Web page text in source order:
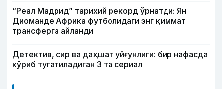
“Реал Мадрид” тарихий рекорд ўрнатди: Ян
Диоманде Африка футболидаги энг қиммат
трансферга айланди
Детектив, сир ва даҳшат уйғунлиги: бир нафасда
кўриб тугатиладиган 3 та сериал